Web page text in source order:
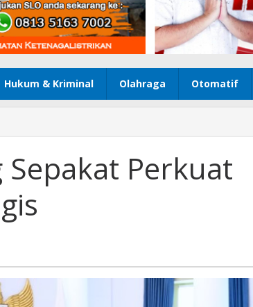
Hukum & Kriminal Olahraga Otomatif
Sepakat Perkuat